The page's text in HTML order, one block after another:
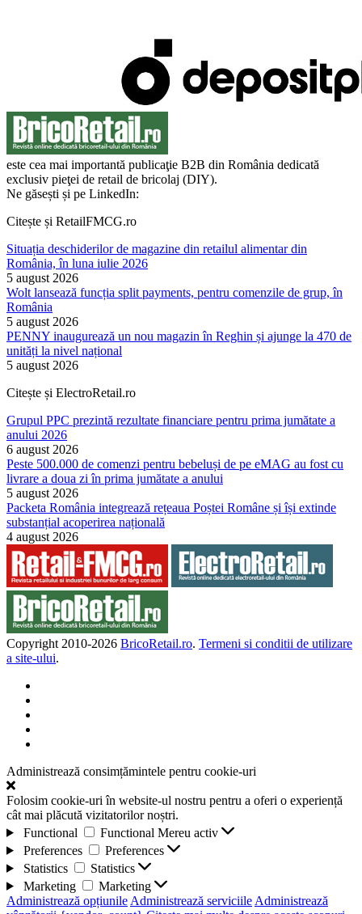
este cea mai importantă publicaţie B2B din România dedicată
exclusiv pieţei de retail de bricolaj (DIY).
Ne găsești și pe LinkedIn:
Citește și RetailFMCG.ro
Situația deschiderilor de magazine din retailul alimentar din
România, în luna iulie 2026
5 august 2026
Wolt lansează funcția split payments, pentru comenzile de grup, în
România
5 august 2026
PENNY inaugurează un nou magazin în Reghin și ajunge la 470 de
unități la nivel național
5 august 2026
Citește și ElectroRetail.ro
Grupul PPC prezintă rezultate financiare pentru prima jumătate a
anului 2026
6 august 2026
Peste 500.000 de comenzi pentru bebeluși de pe eMAG au fost cu
livrare a doua zi în prima jumătate a anului
5 august 2026
Packeta România integrează rețeaua Poștei Române și își extinde
substanțial acoperirea națională
4 august 2026
Copyright 2010-2026 BricoRetail.ro. Termeni si conditii de utilizare
a site-ului.
Administrează consimțămintele pentru cookie-uri
Folosim cookie-uri în website-ul nostru pentru a oferi o experiență
cât mai plăcută vizitatorilor noștri.
Functional
Functional Mereu activ
Preferences
Preferences
Statistics
Statistics
Marketing
Marketing
Administrează opțiunile Administrează serviciile Administrează